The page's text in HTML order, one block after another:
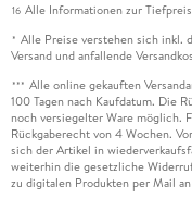
16 Alle Informationen zur
* Alle Preise verstehen sich inkl.
Versand und anfallende
*** Alle online gekauften
100 Tagen nach Kaufdatum. Die
noch versiegelter Ware möglich.
Rückgaberecht von 4 Wochen.
sich der Artikel in
weiterhin die gesetzliche
zu digitalen Produkten per Mail